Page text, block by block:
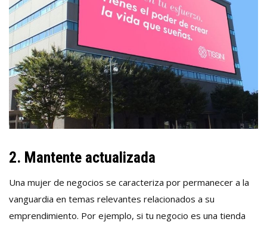
2. Mantente actualizada
Una mujer de negocios se caracteriza por permanecer a la
vanguardia en temas relevantes relacionados a su
emprendimiento. Por ejemplo, si tu negocio es una tienda